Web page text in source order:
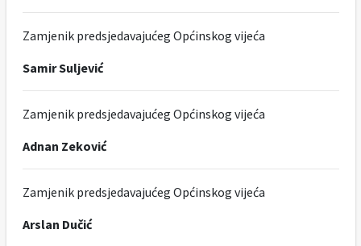
Zamjenik predsjedavajućeg Općinskog vijeća
Samir Suljević
Zamjenik predsjedavajućeg Općinskog vijeća
Adnan Zeković
Zamjenik predsjedavajućeg Općinskog vijeća
Arslan Dučić